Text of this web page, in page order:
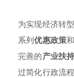
为实现经济转
系列优惠政策和
完善的产业扶
过简化行政流